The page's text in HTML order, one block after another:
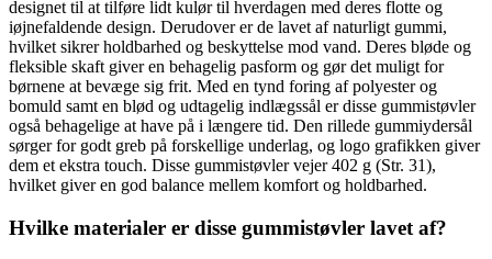
designet til at tilføre lidt kulør til hverdagen med deres flotte og
iøjnefaldende design. Derudover er de lavet af naturligt gummi,
hvilket sikrer holdbarhed og beskyttelse mod vand. Deres bløde og
fleksible skaft giver en behagelig pasform og gør det muligt for
børnene at bevæge sig frit. Med en tynd foring af polyester og
bomuld samt en blød og udtagelig indlægssål er disse gummistøvler
også behagelige at have på i længere tid. Den rillede gummiydersål
sørger for godt greb på forskellige underlag, og logo grafikken giver
dem et ekstra touch. Disse gummistøvler vejer 402 g (Str. 31),
hvilket giver en god balance mellem komfort og holdbarhed.
Hvilke materialer er disse gummistøvler lavet af?